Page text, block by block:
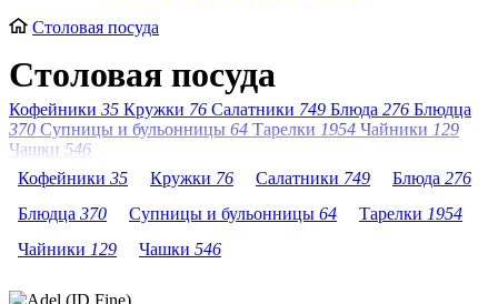
Столовая посуда
Столовая посуда
Кофейники 35 Кружки 76 Салатники 749 Блюда 276 Блюдца
370 Супницы и бульонницы 64 Тарелки 1954 Чайники 129
Чашки 546
Кофейники 35 Кружки 76 Салатники 749 Блюда 276
Блюдца 370 Супницы и бульонницы 64 Тарелки 1954
Чайники 129 Чашки 546